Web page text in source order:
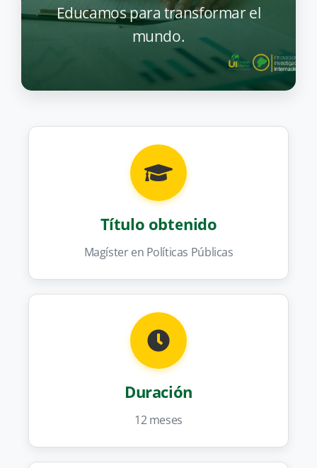
Educamos para transformar el
mundo.
Título obtenido
Magíster en Políticas Públicas
Duración
12 meses